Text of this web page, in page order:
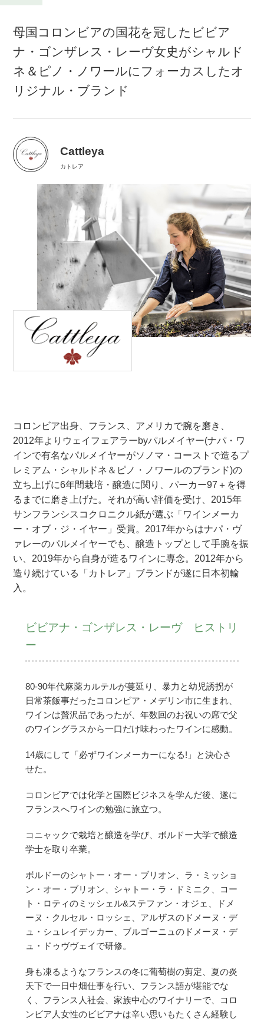
母国コロンビアの国花を冠したビビア
ナ・ゴンザレス・レーヴ女史がシャルド
ネ＆ピノ・ノワールにフォーカスしたオ
リジナル・ブランド
Cattleya
カトレア
コロンビア出身、フランス、アメリカで腕を磨き、
2012年よりウェイフェアラーbyパルメイヤー(ナパ・ワ
インで有名なパルメイヤーがソノマ・コーストで造るプ
レミアム・シャルドネ＆ピノ・ノワールのブランド)の
立ち上げに6年間栽培・醸造に関り、パーカー97＋を得
るまでに磨き上げた。それが高い評価を受け、2015年
サンフランシスコクロニクル紙が選ぶ「ワインメーカ
ー・オブ・ジ・イヤー」受賞。2017年からはナパ・ヴ
ァレーのパルメイヤーでも、醸造トップとして手腕を振
い、2019年から自身が造るワインに専念。2012年から
造り続けている「カトレア」ブランドが遂に日本初輸
入。
ビビアナ・ゴンザレス・レーヴ ヒストリ
ー
80-90年代麻薬カルテルが蔓延り、暴力と幼児誘拐が
日常茶飯事だったコロンビア・メデリン市に生まれ、
ワインは贅沢品であったが、年数回のお祝いの席で父
のワイングラスから一口だけ味わったワインに感動。
14歳にして「必ずワインメーカーになる!」と決心さ
せた。
コロンビアでは化学と国際ビジネスを学んだ後、遂に
フランスへワインの勉強に旅立つ。
コニャックで栽培と醸造を学び、ボルドー大学で醸造
学士を取り卒業。
ボルドーのシャトー・オー・ブリオン、ラ・ミッショ
ン・オー・ブリオン、シャトー・ラ・ドミニク、コー
ト・ロティのミッシェル&ステファン・オジェ、ドメ
ーヌ・クルセル・ロッシェ、アルザスのドメーヌ・デ
ュ・シュレイデッカー、ブルゴーニュのドメーヌ・デ
ュ・ドゥヴヴェイで研修。
身も凍るようなフランスの冬に葡萄樹の剪定、夏の炎
天下で一日中畑仕事を行い、フランス語が堪能でな
く、フランス人社会、家族中心のワイナリーで、コロ
ンビア人女性のビビアナは辛い思いもたくさん経験し